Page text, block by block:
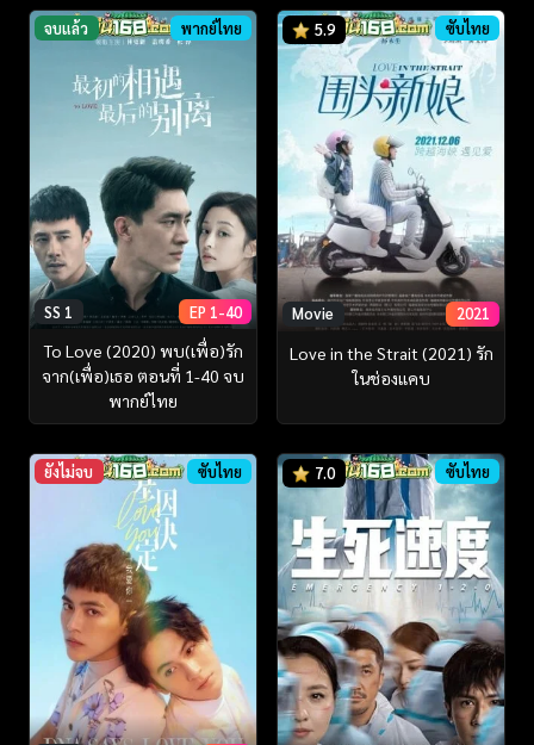
จบแล้ว พากย์ไทย
SS 1 EP 1-40
To Love (2020) พบ(เพื่อ)รัก
จาก(เพื่อ)เธอ ตอนที่ 1-40 จบ
พากย์ไทย
5.9 ซับไทย
Movie 2021
Love in the Strait (2021) รัก
ในช่องแคบ
ยังไม่จบ ซับไทย 7.0 ซับไทย